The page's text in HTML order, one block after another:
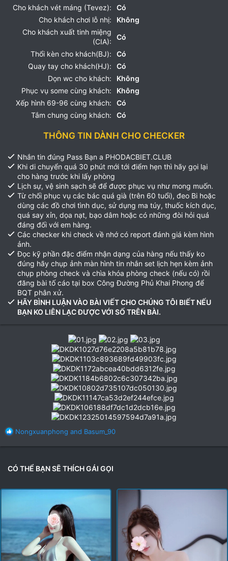
Cho khách vét máng (Tevez):
Có
Cho khách chơi lỗ nhị:
Không
Cho khách xuất tinh miệng
(CIA):
Có
Thổi kèn cho khách(BJ):
Có
Quay tay cho khách(HJ):
Có
Dọn wc cho khách:
Không
Phục vụ some cùng khách:
Không
Xếp hình 69-96 cùng khách:
Có
Tắm chung cùng khách:
Có
THÔNG TIN DÀNH CHO CHECKER
Nhắn tin đúng Pass Bạn a PHODACBIET.CLUB
Khi di chuyển quá 30 phút mới tới điểm hẹn thì hãy gọi lại
cho hàng trước khi lấy phòng
Lịch sự, vệ sinh sạch sẽ để được phục vụ như mong muốn.
Từ chối phục vụ các bác quá già (trên 60 tuổi), đeo Bi hoặc
dùng các đồ chơi tình dục, sử dụng ma túy, thuốc kích dục,
quá say xỉn, dọa nạt, bạo dâm hoặc có những đòi hỏi quá
đáng đối với em hàng.
Các checker khi check về nhớ có report đánh giá kèm hình
ảnh.
Đọc kỹ phần đặc điểm nhận dạng của hàng nếu thấy ko
đúng hãy chụp ảnh màn hình tin nhắn set lịch hẹn kèm ảnh
chụp phòng check và chìa khóa phòng check (nếu có) rồi
đăng bài tố cáo tại box Công Đường Phủ Khai Phong để
BQT phân xử.
HÃY BÌNH LUẬN VÀO BÀI VIẾT CHO CHÚNG TÔI BIẾT NẾU
BẠN KO LIÊN LẠC ĐƯỢC VỚI SỐ TRÊN BÀI.
R
t
Nongxuanphong and Basum_90
CÓ THỂ BẠN SẼ THÍCH GÁI GỌI